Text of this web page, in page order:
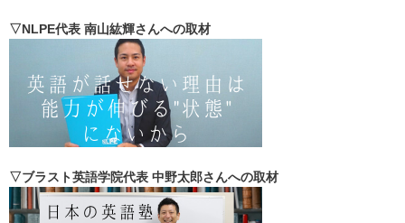
▽NLPE代表 南山紘輝さんへの取材
▽ブラスト英語学院代表 中野太郎さんへの取材